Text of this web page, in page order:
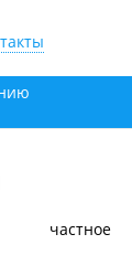
частное